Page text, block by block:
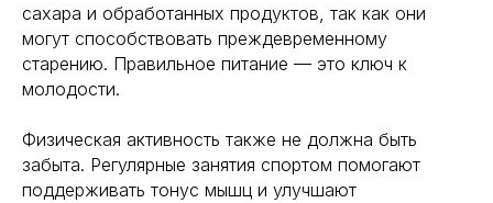
сахара и обработанных продуктов, так как они
могут способствовать преждевременному
старению. Правильное питание — это ключ к
молодости.
Физическая активность также не должна быть
забыта. Регулярные занятия спортом помогают
поддерживать тонус мышц и улучшают